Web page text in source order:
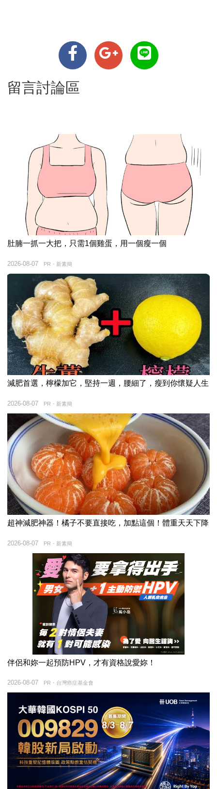
留言討論區
肚腩一抓一大把，只需1個雞蛋，用一個瘦一個
PR・新素簡
2026-08-07
減肥首選，檸檬加它，堅持一週，腰細了，瘦到你懷疑人生
PR・新素簡
2026-08-07
超神減肥神器！橘子不要直接吃，加點這個！體重天天下降
PR・新素簡
2026-08-07
伴侶和妳一起預防HPV，才有資格說愛妳！
PR・台灣癌症基金會
2026-08-07